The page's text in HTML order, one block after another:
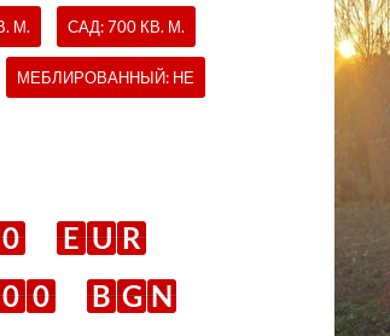
М. САД: 700 КВ. М.
МЕБЛИРОВАННЫЙ: НЕ
0 E U R
0 0 B G N